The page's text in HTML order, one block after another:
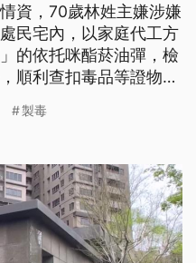
資，70歲林姓主嫌涉嫌
民宅內，以家庭代工方
的依托咪酯菸油彈，檢
順利查扣毒品等證物，
製毒